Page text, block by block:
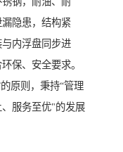
隐患，结构紧
内浮盘同步进
保、安全要求。
原则，秉持“管理
服务至优"的发展